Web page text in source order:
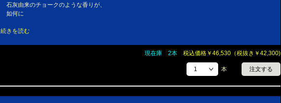
石灰由来のチョークのような香りが、
如何に
続きを読む
現在庫 2本 税込価格￥46,530（税抜き￥42,300)
本 注文する